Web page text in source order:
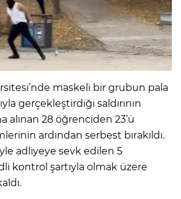
maskeli bir grubun pala
gerçekleştirdiği saldırının
alınan 28 öğrenciden 23’ü
ardından serbest bırakıldı.
adliyeye sevk edilen 5
kontrol şartıyla olmak üzere